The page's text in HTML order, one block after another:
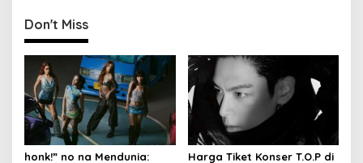
a
v
g
a
t
Don't Miss
honk!” no na Mendunia:
Harga Tiket Konser T.O.P di